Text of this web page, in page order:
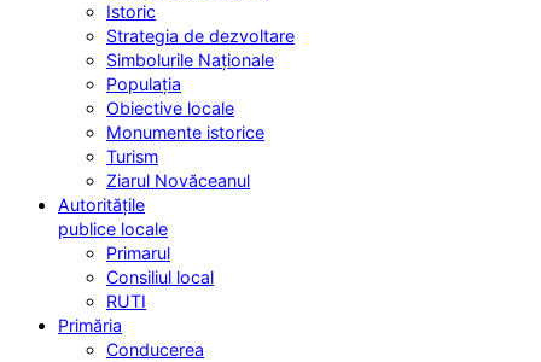
Istoric
Strategia de dezvoltare
Simbolurile Naționale
Populația
Obiective locale
Monumente istorice
Turism
Ziarul Novăceanul
Autoritățile
publice locale
Primarul
Consiliul local
RUTI
Primăria
Conducerea